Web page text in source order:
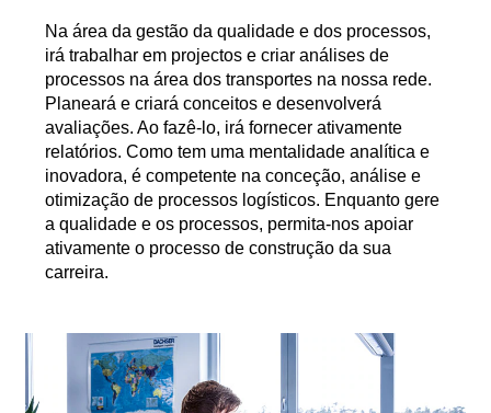
Na área da gestão da qualidade e dos processos,
irá trabalhar em projectos e criar análises de
processos na área dos transportes na nossa rede.
Planeará e criará conceitos e desenvolverá
avaliações. Ao fazê-lo, irá fornecer ativamente
relatórios. Como tem uma mentalidade analítica e
inovadora, é competente na conceção, análise e
otimização de processos logísticos. Enquanto gere
a qualidade e os processos, permita-nos apoiar
ativamente o processo de construção da sua
carreira.